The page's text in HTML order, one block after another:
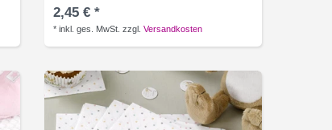
2,45 € *
*inkl. ges. MwSt. zzgl.Versandkosten